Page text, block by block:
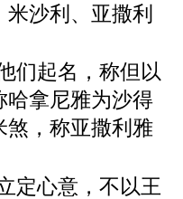
沙利、亚撒利
们起名，称但以
哈拿尼雅为沙得
煞，称亚撒利雅
定心意，不以王